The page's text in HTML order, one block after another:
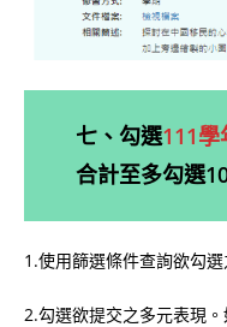
七、勾選111學
合計至多勾選
1.使用篩選條件查詢欲勾
2.勾選欲提交之多元表現。